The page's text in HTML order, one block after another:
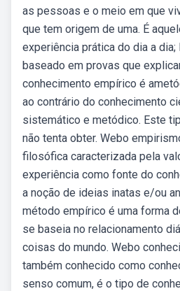
as pessoas e o meio em que
que tem origem de uma. É
experiência prática do dia a dia;
baseado em provas que
conhecimento empírico é
ao contrário do conhecimento
sistemático e metódico. Este
não tenta obter. Webo
filosófica caracterizada pela
experiência como fonte do
a noção de ideias inatas e/ou
método empírico é uma forma
se baseia no relacionamento
coisas do mundo. Webo
também conhecido como
senso comum, é o tipo de